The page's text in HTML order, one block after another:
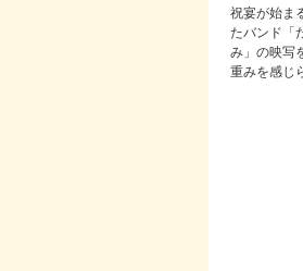
祝宴が始ま
たバンド「
み」の映写
重みを感じ